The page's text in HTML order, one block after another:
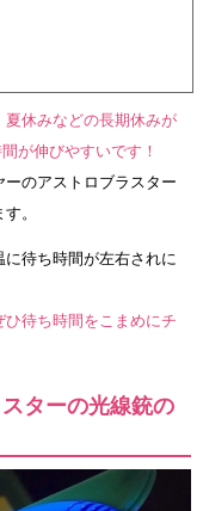
休みなどの長期休みが
が伸びやすいです！
のアストロブラスター
。
待ち時間が左右されに
待ち時間をこまめにチ
ターの光線銃の